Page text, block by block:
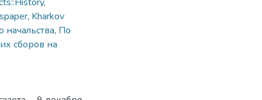
, Kharkov
, По
сборов на